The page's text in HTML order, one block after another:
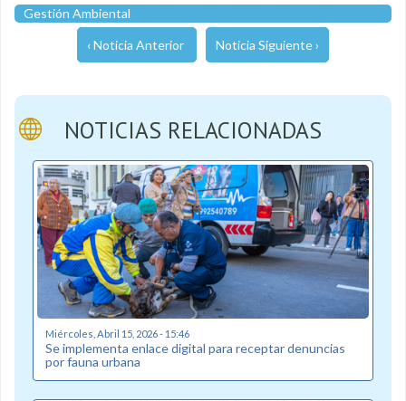
Gestión Ambiental
‹ Noticia Anterior Noticia Siguiente ›
NOTICIAS RELACIONADAS
Miércoles, Abril 15, 2026 - 15:46
Se implementa enlace digital para receptar denuncias
por fauna urbana